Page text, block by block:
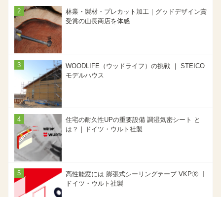
林業・製材・プレカット加工｜グッドデザイン賞
受賞の山長商店を体感
WOODLIFE（ウッドライフ）の挑戦 ｜ STEICO
モデルハウス
住宅の耐久性UPの重要設備 調湿気密シート と
は？｜ドイツ・ウルト社製
高性能窓には 膨張式シーリングテープ VKP🄬 ｜
ドイツ・ウルト社製